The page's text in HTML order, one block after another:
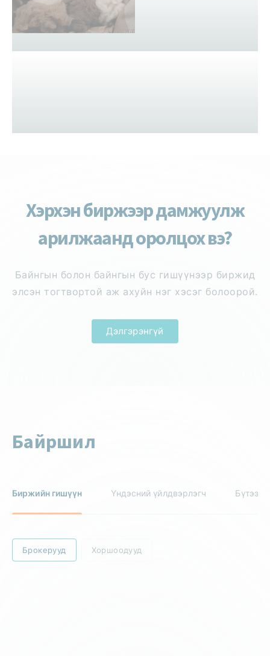
Ноолуур
Хэрхэн биржээр дамжуулж
арилжаанд оролцох вэ?
Байнгын болон байнгын бус гишүүнээр биржид
элсэн тогтвортой аж ахуйн нэг хэсэг болоорой.
Дэлгэрэнгүй
Байршил
Биржийн гишүүн Үндэсний үйлдвэрлэгч
Брокерууд Хоршоодууд